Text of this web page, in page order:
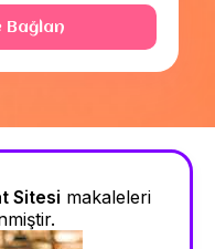
Bağlan
Sitesi makaleleri